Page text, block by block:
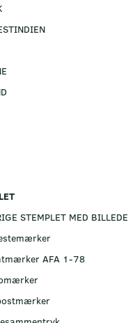
STEMPLET MED BILLEDE
AFA 1-78